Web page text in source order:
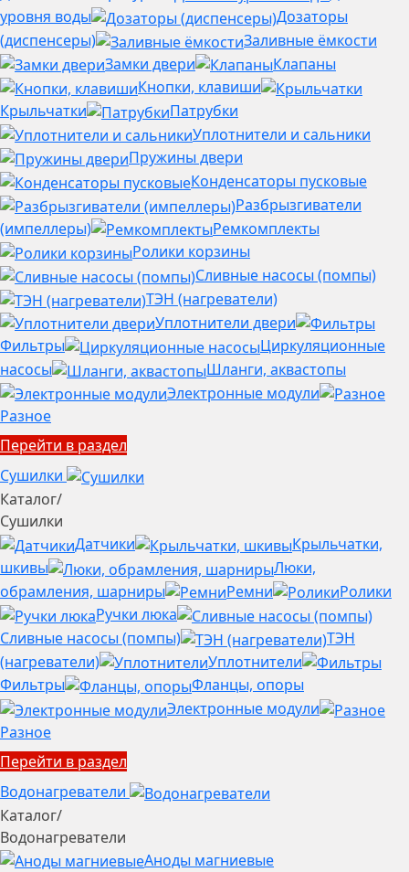
уровня воды
Дозаторы
(диспенсеры)
Заливные ёмкости
Замки двери
Клапаны
Кнопки, клавиши
Крыльчатки
Патрубки
Уплотнители и сальники
Пружины двери
Конденсаторы пусковые
Разбрызгиватели
(импеллеры)
Ремкомплекты
Ролики корзины
Сливные насосы (помпы)
ТЭН (нагреватели)
Уплотнители двери
Фильтры
Циркуляционные
насосы
Шланги, аквастопы
Электронные модули
Разное
Перейти в раздел
Сушилки
Каталог/
Сушилки
Датчики
Крыльчатки,
шкивы
Люки,
обрамления, шарниры
Ремни
Ролики
Ручки люка
Сливные насосы (помпы)
ТЭН
(нагреватели)
Уплотнители
Фильтры
Фланцы, опоры
Электронные модули
Разное
Перейти в раздел
Водонагреватели
Каталог/
Водонагреватели
Аноды магниевые